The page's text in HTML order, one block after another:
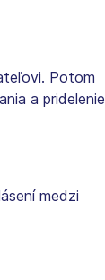
Potom
a pridelenie
medzi